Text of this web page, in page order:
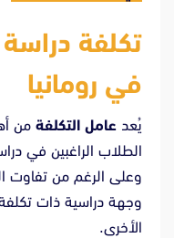
تكلفة
في رومانيا
يُعد عامل التكلفة من
الطلاب الراغبين في
وعلى الرغم من تفاوت
وجهة دراسية ذات تكلفة
الأخرى.